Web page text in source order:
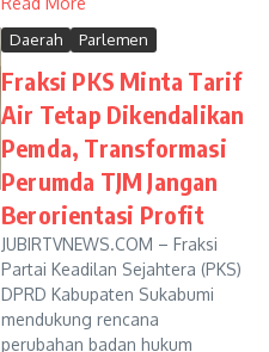
Daerah Parlemen
Fraksi PKS Minta Tarif
Air Tetap Dikendalikan
Pemda, Transformasi
Perumda TJM Jangan
Berorientasi Profit
JUBIRTVNEWS.COM – Fraksi
Partai Keadilan Sejahtera (PKS)
DPRD Kabupaten Sukabumi
mendukung rencana
perubahan badan hukum